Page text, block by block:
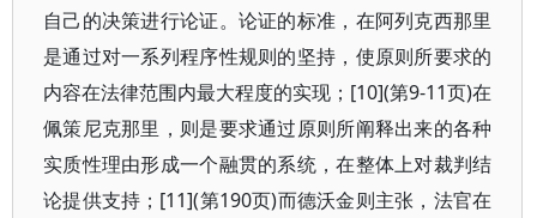
自己的决策进行论证。论证的标准，在阿列克西那里
是通过对一系列程序性规则的坚持，使原则所要求的
内容在法律范围内最大程度的实现；[10](第9-11页)在
佩策尼克那里，则是要求通过原则所阐释出来的各种
实质性理由形成一个融贯的系统，在整体上对裁判结
论提供支持；[11](第190页)而德沃金则主张，法官在